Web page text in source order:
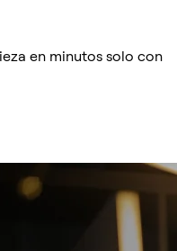
en minutos solo con